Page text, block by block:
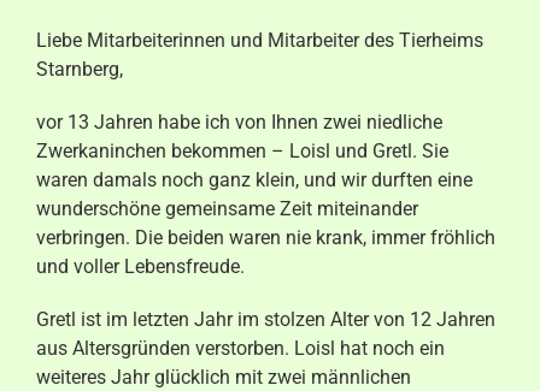
Liebe Mitarbeiterinnen und Mitarbeiter des Tierheims
Starnberg,
vor 13 Jahren habe ich von Ihnen zwei niedliche
Zwerkaninchen bekommen – Loisl und Gretl. Sie
waren damals noch ganz klein, und wir durften eine
wunderschöne gemeinsame Zeit miteinander
verbringen. Die beiden waren nie krank, immer fröhlich
und voller Lebensfreude.
Gretl ist im letzten Jahr im stolzen Alter von 12 Jahren
aus Altersgründen verstorben. Loisl hat noch ein
weiteres Jahr glücklich mit zwei männlichen